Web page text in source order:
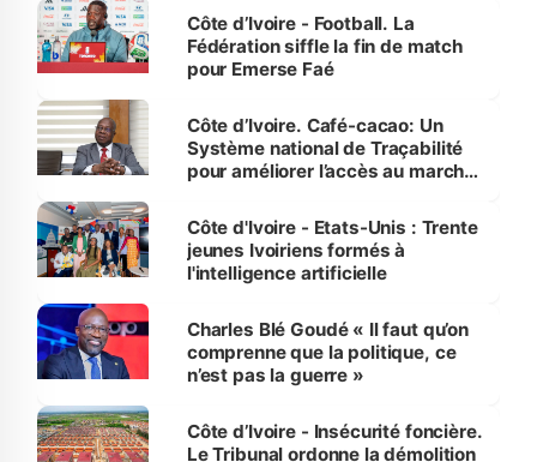
Côte d’Ivoire - Football. La
Fédération siffle la fin de match
pour Emerse Faé
Côte d’Ivoire. Café-cacao: Un
Système national de Traçabilité
pour améliorer l’accès au marché
Côte d'Ivoire - Etats-Unis : Trente
jeunes Ivoiriens formés à
l'intelligence artificielle
Charles Blé Goudé « Il faut qu’on
comprenne que la politique, ce
n’est pas la guerre »
Côte d’Ivoire - Insécurité foncière.
Le Tribunal ordonne la démolition